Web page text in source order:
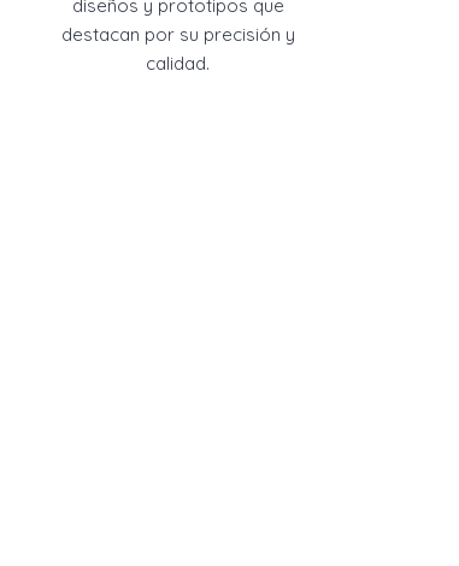
diseños y prototipos que
destacan por su precisión y
calidad.